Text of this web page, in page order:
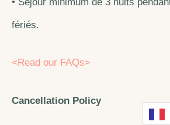
fériés.
<Read our FAQs>
Cancellation Policy